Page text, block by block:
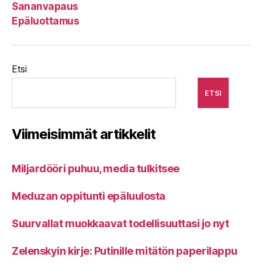
Sananvapaus
Epäluottamus
Etsi
ETSI
Viimeisimmät artikkelit
Miljardööri puhuu, media tulkitsee
Meduzan oppitunti epäluulosta
Suurvallat muokkaavat todellisuuttasi jo nyt
Zelenskyin kirje: Putinille mitätön paperilappu